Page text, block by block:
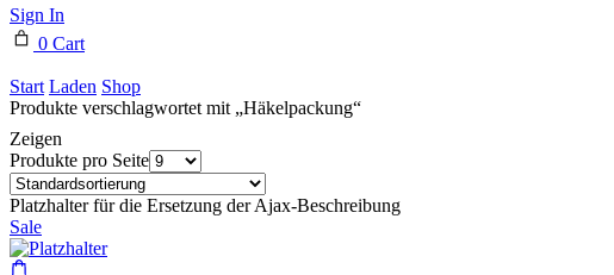
Sign In
0 Cart
Start Laden Shop
Produkte verschlagwortet mit „Häkelpackung“
Zeigen
Produkte pro Seite
Platzhalter für die Ersetzung der Ajax-Beschreibung
Sale